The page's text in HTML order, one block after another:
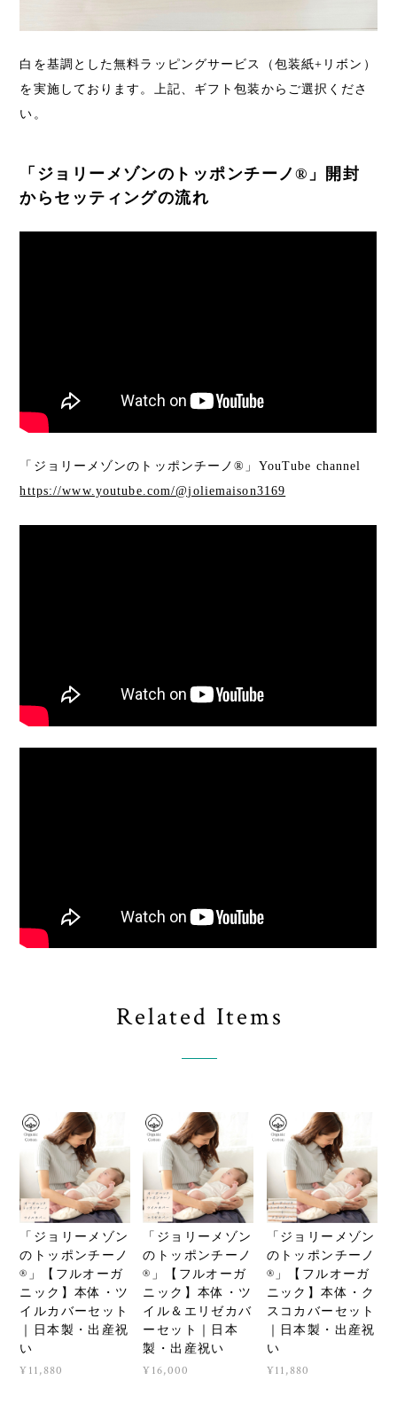
白を基調とした無料ラッピングサービス（包装紙+リボン）
を実施しております。上記、ギフト包装からご選択くださ
い。
「ジョリーメゾンのトッポンチーノ®︎」開封
からセッティングの流れ
「ジョリーメゾンのトッポンチーノ®︎」YouTube channel
https://www.youtube.com/@joliemaison3169
Related Items
「ジョリーメゾン
のトッポンチーノ
®」【フルオーガ
ニック】本体・ツ
イルカバーセット
｜日本製・出産祝
い
¥11,880
「ジョリーメゾン
のトッポンチーノ
®」【フルオーガ
ニック】本体・ツ
イル＆エリゼカバ
ーセット｜日本
製・出産祝い
¥16,000
「ジョリーメゾン
のトッポンチーノ
®」【フルオーガ
ニック】本体・ク
スコカバーセット
｜日本製・出産祝
い
¥11,880